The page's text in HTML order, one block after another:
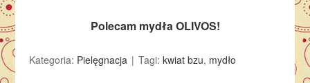
Polecam mydła OLIVOS!
Kategoria: Pielęgnacja Tagi:kwiat bzu, mydło